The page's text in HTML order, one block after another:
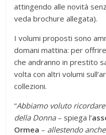
attingendo alle novità
veda brochure allegata).
I volumi proposti sono
domani mattina: per
che andranno in prestito
volta con altri volumi
collezioni.
“Abbiamo voluto
della Donna– spiega l’
Ormea – allestendo